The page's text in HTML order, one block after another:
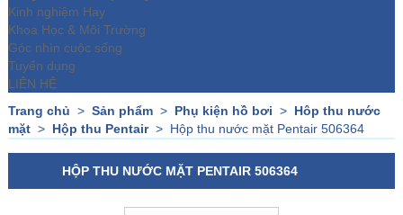
Kinh nghiệm Hay
Khoa Học & Môi Trường
Góc nhìn cuộc sống
Tuyển dụng
LIÊN HỆ
Trang chủ > Sản phẩm> Phụ kiện hồ bơi > Hôp thu nước
mặt> Hộp thu Pentair> Hộp thu nước mặt Pentair 506364
HỘP THU NƯỚC MẶT PENTAIR 506364